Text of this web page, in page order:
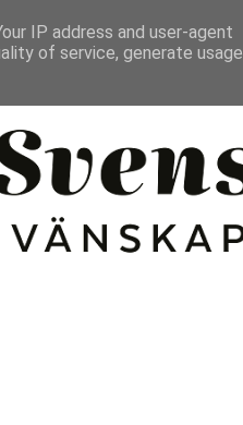
IP address and user-agent
of service, generate usage